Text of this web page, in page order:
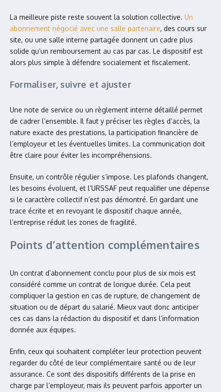
La meilleure piste reste souvent la solution collective. Un
abonnement négocié avec une salle partenaire, des cours sur
site, ou une salle interne partagée donnent un cadre plus
solide qu’un remboursement au cas par cas. Le dispositif est
alors plus simple à défendre socialement et fiscalement.
Formaliser, suivre et ajuster
Une note de service ou un règlement interne détaillé permet
de cadrer l’ensemble. Il faut y préciser les règles d’accès, la
nature exacte des prestations, la participation financière de
l’employeur et les éventuelles limites. La communication doit
être claire pour éviter les incompréhensions.
Ensuite, un contrôle régulier s’impose. Les plafonds changent,
les besoins évoluent, et l’URSSAF peut requalifier une dépense
si le caractère collectif n’est pas démontré. En gardant une
trace écrite et en revoyant le dispositif chaque année,
l’entreprise réduit les zones de fragilité.
Points d’attention complémentaires
Un contrat d’abonnement conclu pour plus de six mois est
considéré comme un contrat de longue durée. Cela peut
compliquer la gestion en cas de rupture, de changement de
situation ou de départ du salarié. Mieux vaut donc anticiper
ces cas dans la rédaction du dispositif et dans l’information
donnée aux équipes.
Enfin, ceux qui souhaitent compléter leur protection peuvent
regarder du côté de leur complémentaire santé ou de leur
assurance. Ce sont des dispositifs différents de la prise en
charge par l’employeur, mais ils peuvent parfois apporter un